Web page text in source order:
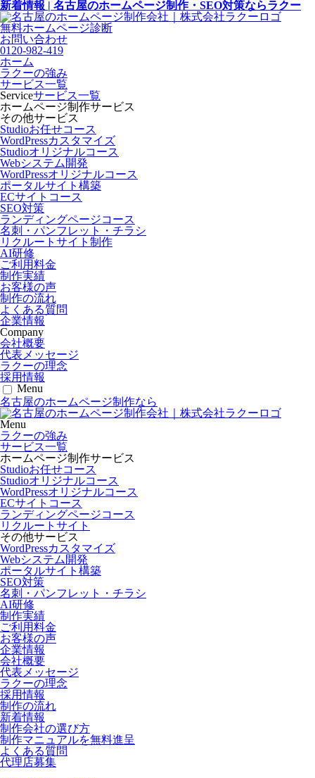
新着情報 | 名古屋のホームページ制作・SEO対策ならラクー
無料ホームページ診断
お問い合わせ
0120-982-419
ホーム
ラクーの強み
サービス一覧
Serviceサービス一覧
ホームページ制作サービス
その他サービス
Studioお任せコース
WordPressカスタマイズ
Studioオリジナルコース
Webシステム開発
WordPressオリジナルコース
ポータルサイト構築
ECサイトコース
SEO対策
ランディングページコース
名刺・パンフレット・チラシ
リクルートサイト制作
AI研修
ご利用料金
制作実績
お客様の声
制作の流れ
よくある質問
企業情報
Company
会社概要
代表メッセージ
ラクーの理念
採用情報
Menu
名古屋のホームページ制作なら
Menu
ラクーの強み
サービス一覧
ホームページ制作サービス
Studioお任せコース
Studioオリジナルコース
WordPressオリジナルコース
ECサイトコース
ランディングページコース
リクルートサイト
その他サービス
WordPressカスタマイズ
Webシステム開発
ポータルサイト構築
SEO対策
名刺・パンフレット・チラシ
AI研修
制作実績
ご利用料金
お客様の声
企業情報
会社概要
代表メッセージ
ラクーの理念
採用情報
制作の流れ
新着情報
制作会社の選び方
制作マニュアルを無料進呈
よくある質問
代理店募集